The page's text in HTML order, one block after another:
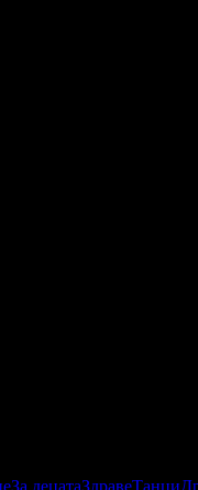
За децатаЗдравеТанци